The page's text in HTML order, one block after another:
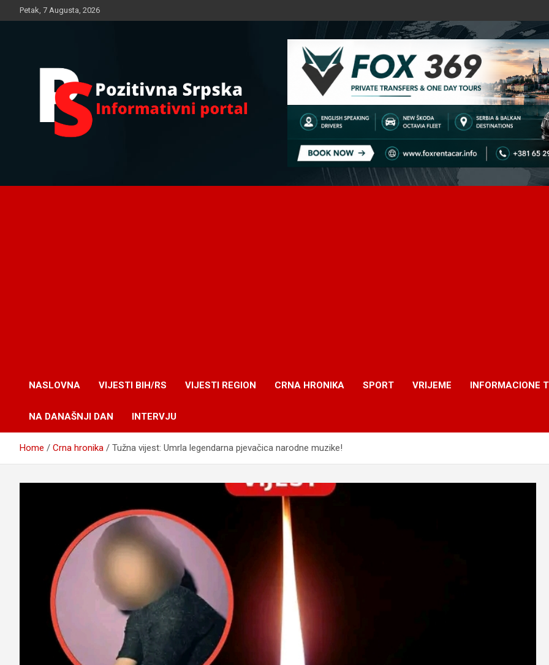
to
Petak, 7 Augusta, 2026
NASLOVNA VIJESTI BIH/RS VIJESTI REGION CRNA HRONIKA SPORT VRIJEME INFORMACIONE
NA DANAŠNJI DAN INTERVJU
Home Crna hronika Tužna vijest: Umrla legendarna pjevačica narodne muzike!